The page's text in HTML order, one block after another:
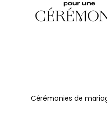
Cérémonies de